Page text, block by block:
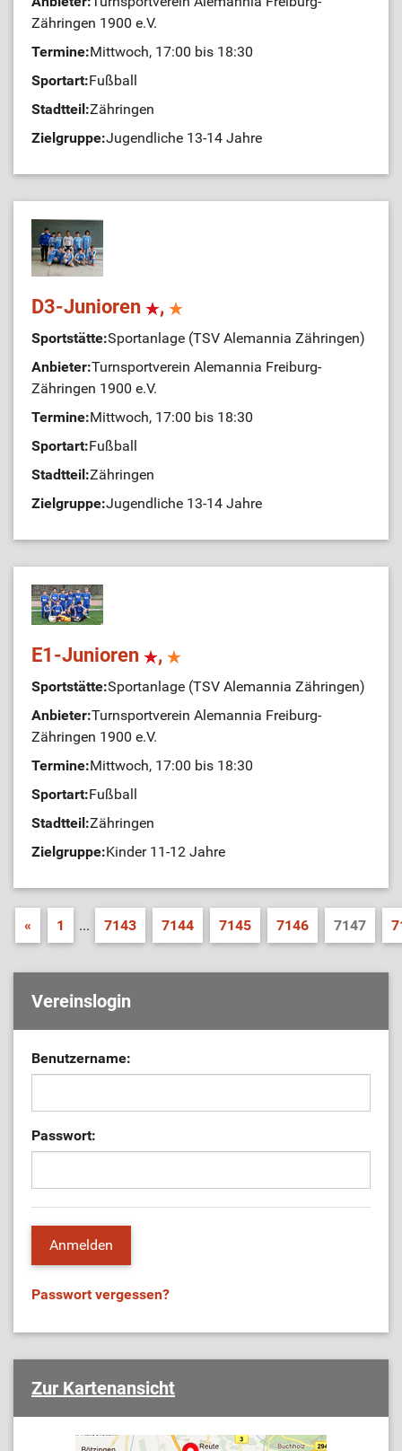
Zähringen 1900 e.V.
Termine:Mittwoch, 17:00 bis 18:30
Sportart:Fußball
Stadtteil:Zähringen
Zielgruppe:Jugendliche 13-14 Jahre
D3-Junioren ,
Sportstätte:Sportanlage (TSV Alemannia Zähringen)
Anbieter:Turnsportverein Alemannia Freiburg-
Zähringen 1900 e.V.
Termine:Mittwoch, 17:00 bis 18:30
Sportart:Fußball
Stadtteil:Zähringen
Zielgruppe:Jugendliche 13-14 Jahre
E1-Junioren ,
Sportstätte:Sportanlage (TSV Alemannia Zähringen)
Anbieter:Turnsportverein Alemannia Freiburg-
Zähringen 1900 e.V.
Termine:Mittwoch, 17:00 bis 18:30
Sportart:Fußball
Stadtteil:Zähringen
Zielgruppe:Kinder 11-12 Jahre
« 1 ... 7143 7144 7145 7146 7147
Vereinslogin
Benutzername:
Passwort:
Passwort vergessen?
Zur Kartenansicht